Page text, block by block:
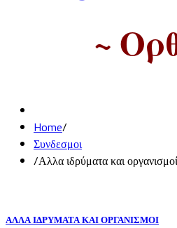
~
Home/
Συνδεσμοι
/Αλλα ιδρύματα και οργανισμοί
ΑΛΛΑ ΙΔΡΥΜΑΤΑ ΚΑΙ ΟΡΓΑΝΙΣΜΟΙ